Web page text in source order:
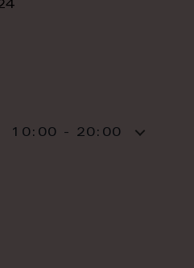
10:00 - 20:00